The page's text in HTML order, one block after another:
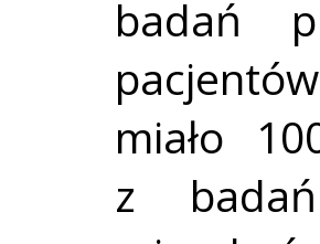
badań
miało
z